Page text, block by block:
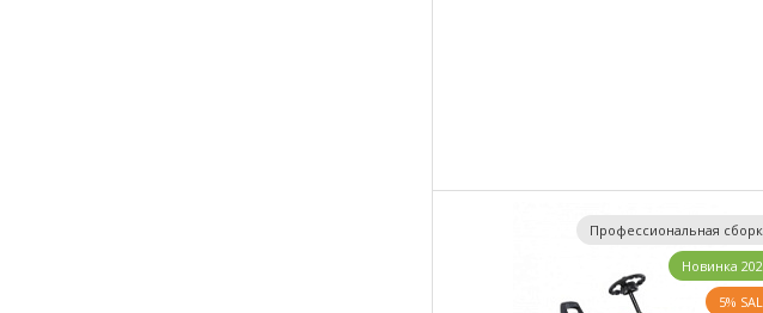
Профессиональная
Новинка
5%